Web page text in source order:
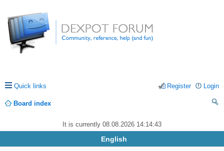
Quick links Login
Register
Board index
rc
h
It is currently 08.08.2026 14:14:43
English